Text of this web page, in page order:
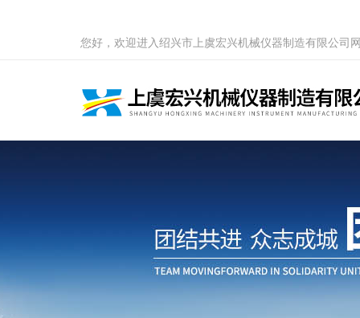
您好，欢迎进入绍兴市上虞宏兴机械仪器制造有限公司